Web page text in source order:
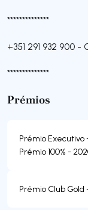
**************
+351 291 932 900 -
**************
Prémios
Prémio Executivo
Prémio 100% -
Prémio Club Gold